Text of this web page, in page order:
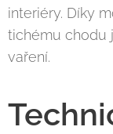
interiéry. Díky
tichému chodu
vaření.